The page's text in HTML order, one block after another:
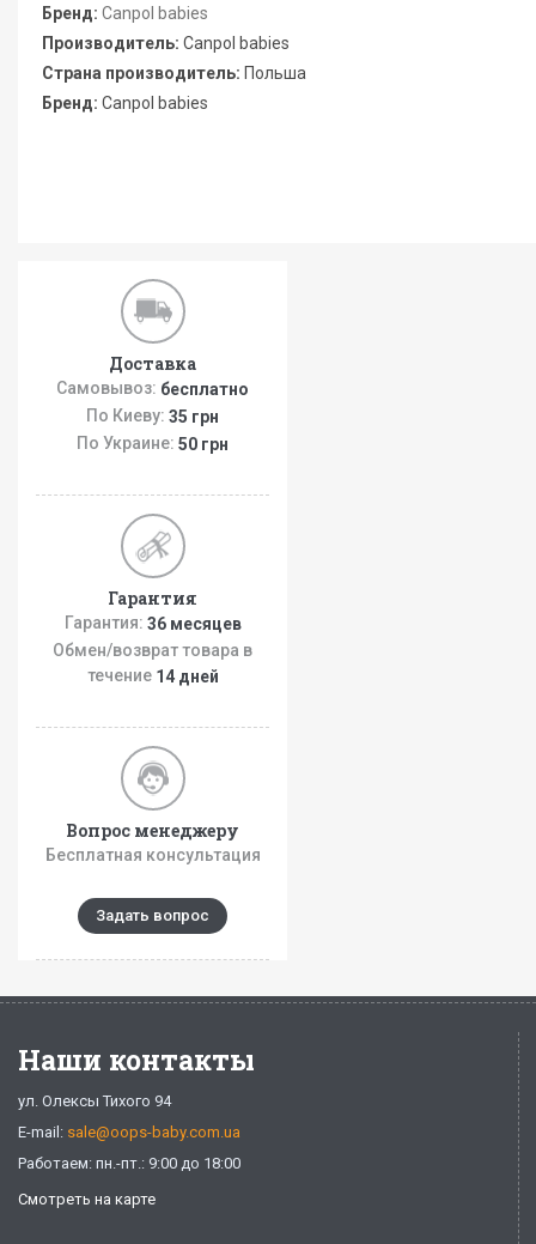
Бренд: Canpol babies
Производитель: Canpol babies
Страна производитель: Польша
Бренд: Canpol babies
Доставка
Самовывоз: бесплатно
По Киеву: 35 грн
По Украине: 50 грн
Гарантия
Гарантия: 36 месяцев
Обмен/возврат товара в
течение 14 дней
Вопрос менеджеру
Бесплатная консультация
Задать вопрос
Наши контакты
ул. Олексы Тихого 94
E-mail: sale@oops-baby.com.ua
Работаем: пн.-пт.: 9:00 до 18:00
Смотреть на карте